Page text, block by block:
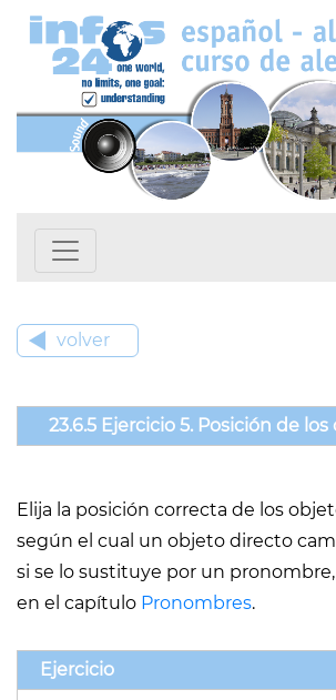
volver
23.6.5 Ejercicio 5. Posición de
Elija la posición correcta de los
según el cual un objeto directo
si se lo sustituye por un
en el capítulo Pronombres.
Ejercicio